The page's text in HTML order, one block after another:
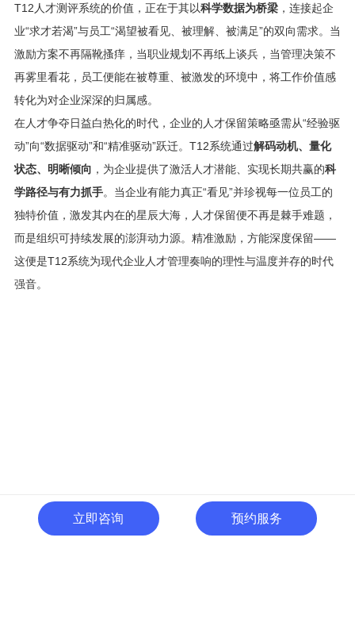
T12人才测评系统的价值，正在于其以科学数据为桥梁，连接起企
业“求才若渴”与员工“渴望被看见、被理解、被满足”的双向需求。当
激励方案不再隔靴搔痒，当职业规划不再纸上谈兵，当管理决策不
再雾里看花，员工便能在被尊重、被激发的环境中，将工作价值感
转化为对企业深深的归属感。
在人才争夺日益白热化的时代，企业的人才保留策略亟需从“经验驱
动”向“数据驱动”和“精准驱动”跃迁。T12系统通过解码动机、量化
状态、明晰倾向 ，为企业提供了激活人才潜能、实现长期共赢的科
学路径与有力抓手。当企业有能力真正“看见”并珍视每一位员工的
独特价值，激发其内在的星辰大海，人才保留便不再是棘手难题，
而是组织可持续发展的澎湃动力源。精准激励，方能深度保留——
这便是T12系统为现代企业人才管理奏响的理性与温度并存的时代
强音。
全国热线: 400-996-0801
立即咨询 预约服务